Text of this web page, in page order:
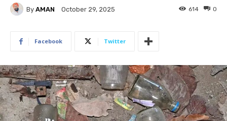
By AMAN October 29, 2025 0
614
Facebook Twitter